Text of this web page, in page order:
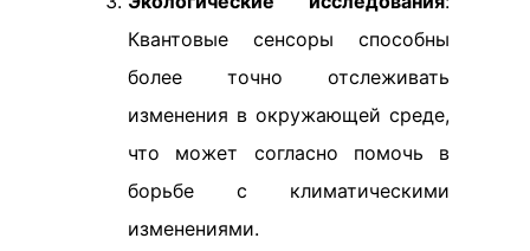
Квантовые сенсоры способны
более точно отслеживать
изменения в окружающей среде,
что может согласно помочь в
борьбе с климатическими
изменениями.